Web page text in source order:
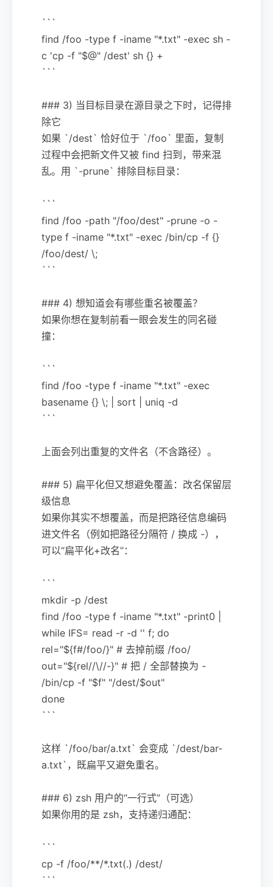
```
find /foo -type f -iname "*.txt" -exec sh -
c 'cp -f "$@" /dest' sh {} +
```
### 3) 当目标目录在源目录之下时，记得排
除它
如果 `/dest` 恰好位于 `/foo` 里面，复制
过程中会把新文件又被 find 扫到，带来混
乱。用 `-prune` 排除目标目录：
```
find /foo -path "/foo/dest" -prune -o -
type f -iname "*.txt" -exec /bin/cp -f {}
/foo/dest/ \;
```
### 4) 想知道会有哪些重名被覆盖？
如果你想在复制前看一眼会发生的同名碰
撞：
```
find /foo -type f -iname "*.txt" -exec
basename {} \; | sort | uniq -d
```
上面会列出重复的文件名（不含路径）。
### 5) 扁平化但又想避免覆盖：改名保留层
级信息
如果你其实不想覆盖，而是把路径信息编码
进文件名（例如把路径分隔符 / 换成 -），
可以“扁平化+改名”：
```
mkdir -p /dest
find /foo -type f -iname "*.txt" -print0 |
while IFS= read -r -d '' f; do
rel="${f#/foo/}" # 去掉前缀 /foo/
out="${rel//\//-}" # 把 / 全部替换为 -
/bin/cp -f "$f" "/dest/$out"
done
```
这样 `/foo/bar/a.txt` 会变成 `/dest/bar-
a.txt`，既扁平又避免重名。
### 6) zsh 用户的“一行式”（可选）
如果你用的是 zsh，支持递归通配：
```
cp -f /foo/**/*.txt(.) /dest/
```